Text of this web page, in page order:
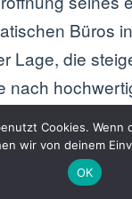
Büros
Lage, die
nach
„Wir wollen die
Wir
Cookies. Wenn
wir von deinem
OK